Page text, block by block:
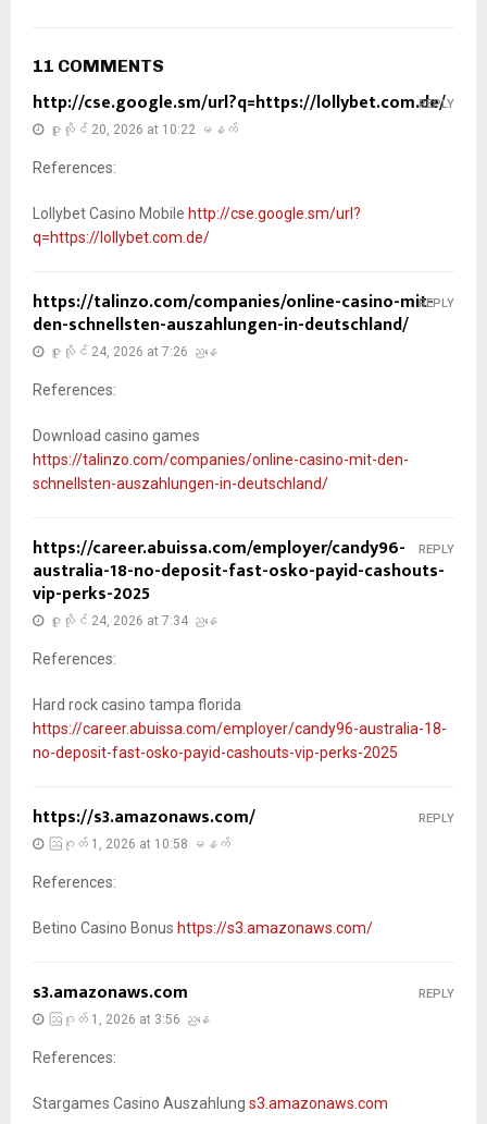
11 COMMENTS
http://cse.google.sm/url?q=https://lollybet.com.de/
ဇူလိုင် 20, 2026 at 10:22 မနက်
References:
Lollybet Casino Mobile http://cse.google.sm/url?
q=https://lollybet.com.de/
REPLY
https://talinzo.com/companies/online-casino-mit-
den-schnellsten-auszahlungen-in-deutschland/
ဇူလိုင် 24, 2026 at 7:26 ညနေ
References:
Download casino games
https://talinzo.com/companies/online-casino-mit-den-
schnellsten-auszahlungen-in-deutschland/
REPLY
https://career.abuissa.com/employer/candy96-
australia-18-no-deposit-fast-osko-payid-cashouts-
vip-perks-2025
ဇူလိုင် 24, 2026 at 7:34 ညနေ
References:
Hard rock casino tampa florida
https://career.abuissa.com/employer/candy96-australia-18-
no-deposit-fast-osko-payid-cashouts-vip-perks-2025
REPLY
https://s3.amazonaws.com/
ဩဂုတ် 1, 2026 at 10:58 မနက်
References:
Betino Casino Bonus https://s3.amazonaws.com/
REPLY
s3.amazonaws.com
ဩဂုတ် 1, 2026 at 3:56 ညနေ
References:
Stargames Casino Auszahlung s3.amazonaws.com
REPLY